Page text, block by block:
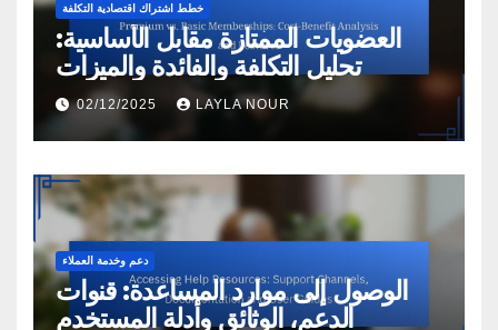
خطط اشتراك اقتصادية التكلفة
العضويات الممتازة مقابل الأساسية:
تحليل التكلفة والفائدة والميزات
02/12/2025 LAYLA NOUR
دعم وخدمة العملاء
الوصول إلى موارد المساعدة: قنوات
الدعم، الوثائق وأدلة المستخدم